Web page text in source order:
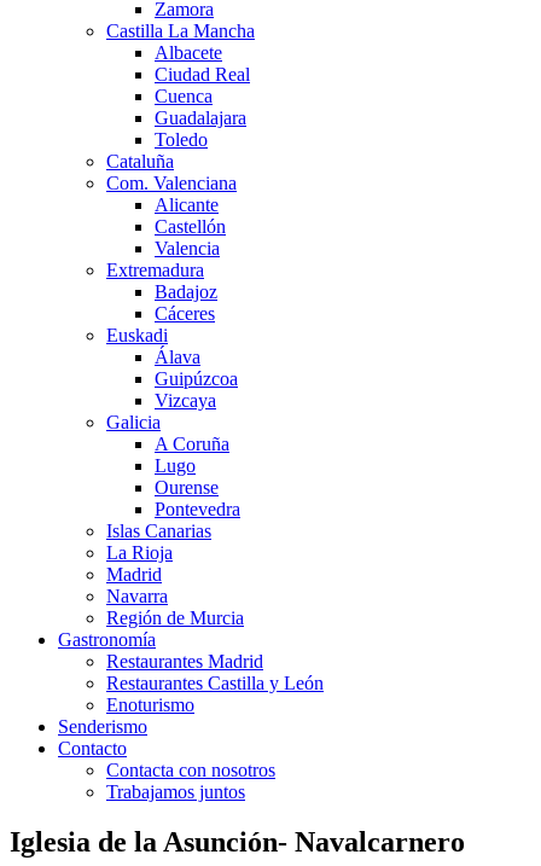
Zamora
Castilla La Mancha
Albacete
Ciudad Real
Cuenca
Guadalajara
Toledo
Cataluña
Com. Valenciana
Alicante
Castellón
Valencia
Extremadura
Badajoz
Cáceres
Euskadi
Álava
Guipúzcoa
Vizcaya
Galicia
A Coruña
Lugo
Ourense
Pontevedra
Islas Canarias
La Rioja
Madrid
Navarra
Región de Murcia
Gastronomía
Restaurantes Madrid
Restaurantes Castilla y León
Enoturismo
Senderismo
Contacto
Contacta con nosotros
Trabajamos juntos
Iglesia de la Asunción- Navalcarnero